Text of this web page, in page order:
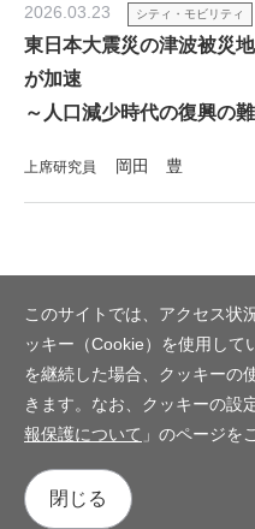
2026.03.23 シティ・モビリティ
東日本大震災の津波被災
が加速
～人口減少時代の復興の
上席研究員 岡田 豊
このサイトでは、アクセス状
ッキー（Cookie）を使用して
を継続した場合、クッキーの
きます。なお、クッキーの設
報保護について 」のページを
閉じる